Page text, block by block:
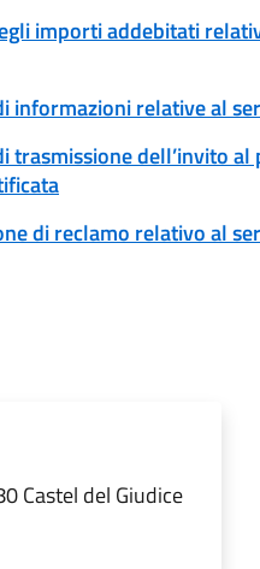
importi addebitati
informazioni relative al
trasmissione dell’invito
di reclamo relativo al
Castel del Giudice